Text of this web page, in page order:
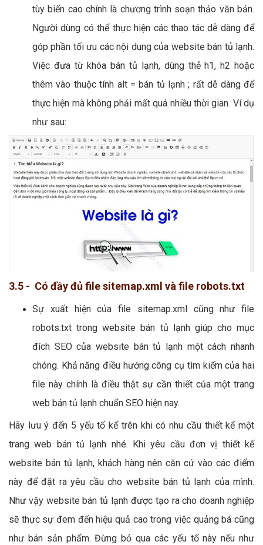
tùy biến cao chính là chương trình soạn thảo văn bản.
Người dùng có thể thực hiện các thao tác dễ dàng để
góp phần tối ưu các nội dung của website bán tủ lạnh.
Việc đưa từ khóa bán tủ lạnh, dùng thẻ h1, h2 hoặc
thêm vào thuộc tính alt = bán tủ lạnh ; rất dễ dàng để
thực hiện mà không phải mất quá nhiều thời gian. Ví dụ
như sau:
3.5 - Có đầy đủ file sitemap.xml và file robots.txt
Sự xuất hiện của file sitemap.xml cũng như file
robots.txt trong website bán tủ lạnh giúp cho mục
đích SEO của website bán tủ lạnh một cách nhanh
chóng. Khả năng điều hướng công cụ tìm kiếm của hai
file này chính là điều thật sự cần thiết của một trang
web bán tủ lạnh chuẩn SEO hiện nay.
Hãy lưu ý đến 5 yếu tố kể trên khi có nhu cầu thiết kế một
trang web bán tủ lạnh nhé. Khi yêu cầu đơn vị thiết kế
website bán tủ lạnh, khách hàng nên căn cứ vào các điểm
này để đặt ra yêu cầu cho website bán tủ lạnh của mình.
Như vậy website bán tủ lạnh được tạo ra cho doanh nghiệp
sẽ thực sự đem đến hiệu quả cao trong việc quảng bá cũng
như bán sản phẩm. Đừng bỏ qua các yếu tố này nếu như